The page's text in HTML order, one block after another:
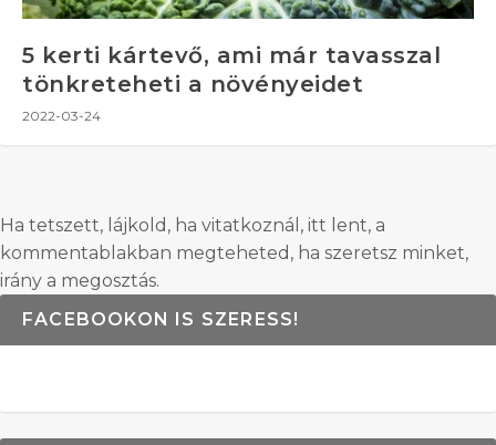
5 kerti kártevő, ami már tavasszal
tönkreteheti a növényeidet
2022-03-24
Ha tetszett, lájkold, ha vitatkoznál, itt lent, a
kommentablakban megteheted, ha szeretsz minket,
irány a megosztás.
FACEBOOKON IS SZERESS!